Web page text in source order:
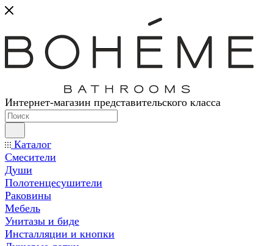
Интернет-магазин представительского класса
Каталог
Смесители
Души
Полотенцесушители
Раковины
Мебель
Унитазы и биде
Инсталляции и кнопки